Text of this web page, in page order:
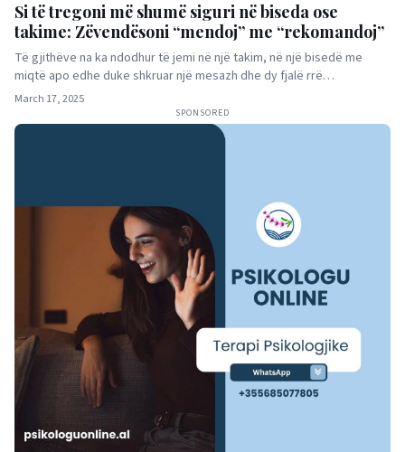
Si të tregoni më shumë siguri në biseda ose
takime: Zëvendësoni “mendoj” me “rekomandoj”
Të gjithëve na ka ndodhur të jemi në një takim, në një bisedë me
miqtë apo edhe duke shkruar një mesazh dhe dy fjalë rrë…
March 17, 2025
SPONSORED